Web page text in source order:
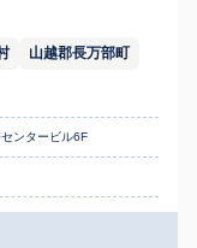
山越郡長万部町
ンタービル6F